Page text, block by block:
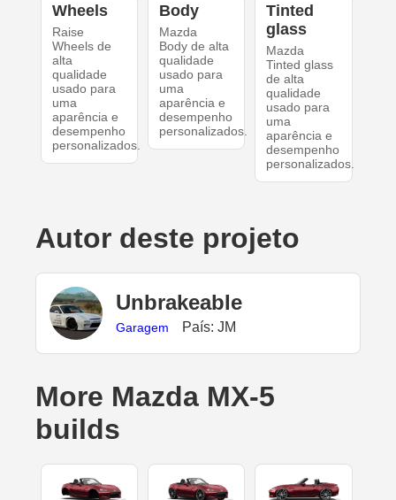
Wheels
Raise
Wheels de
alta
qualidade
usado para
uma
aparência e
desempenho
personalizados.
Body
Mazda
Body de alta
qualidade
usado para
uma
aparência e
desempenho
personalizados.
Tinted
glass
Mazda
Tinted glass
de alta
qualidade
usado para
uma
aparência e
desempenho
personalizados.
Autor deste projeto
UnbrakeabIe
Garagem País: JM
More Mazda MX-5
builds